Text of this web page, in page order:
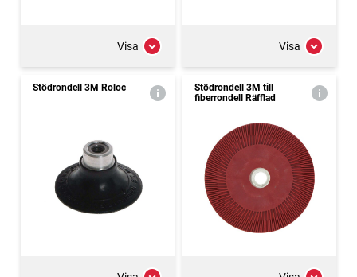
Visa Visa
Stödrondell 3M Roloc
Stödrondell 3M till
fiberrondell Räfflad